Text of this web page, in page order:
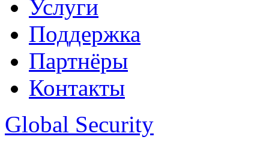
Услуги
Поддержка
Партнёры
Контакты
Global Security